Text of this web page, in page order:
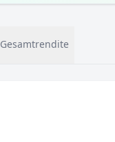
Gesamtrendite